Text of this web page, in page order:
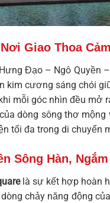
Giao Thoa
Đạo – Ngô Quyền
kim cương sáng chói
mỗi góc nhìn đều mở
dòng sông thơ
tối đa trong di chuyển
Sông Hàn,
là sự kết hợp hoàn
chảy năng động